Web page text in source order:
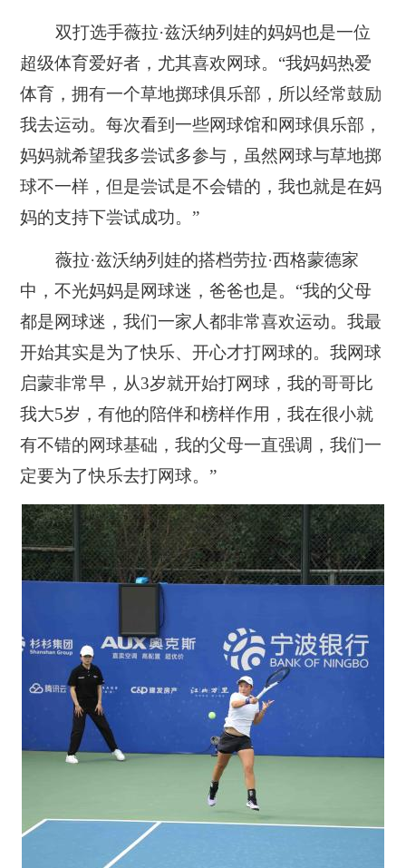
双打选手薇拉·兹沃纳列娃的妈妈也是一位
超级体育爱好者，尤其喜欢网球。“我妈妈热爱
体育，拥有一个草地掷球俱乐部，所以经常鼓励
我去运动。每次看到一些网球馆和网球俱乐部，
妈妈就希望我多尝试多参与，虽然网球与草地掷
球不一样，但是尝试是不会错的，我也就是在妈
妈的支持下尝试成功。”
薇拉·兹沃纳列娃的搭档劳拉·西格蒙德家
中，不光妈妈是网球迷，爸爸也是。“我的父母
都是网球迷，我们一家人都非常喜欢运动。我最
开始其实是为了快乐、开心才打网球的。我网球
启蒙非常早，从3岁就开始打网球，我的哥哥比
我大5岁，有他的陪伴和榜样作用，我在很小就
有不错的网球基础，我的父母一直强调，我们一
定要为了快乐去打网球。”